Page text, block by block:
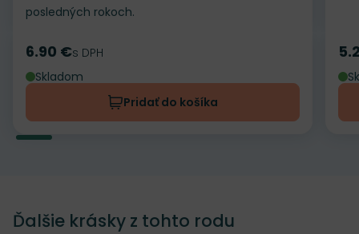
posledných rokoch.
Cena
6.90 €s DPH
Skladom
Pridať do košíka
Ďalšie krásky z tohto rodu